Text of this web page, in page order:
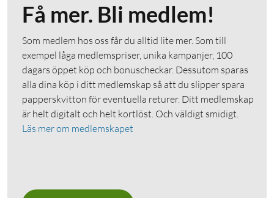
Få mer. Bli medlem!
Som medlem hos oss får du alltid lite mer. Som till
exempel låga medlemspriser, unika kampanjer, 100
dagars öppet köp och bonuscheckar. Dessutom sparas
alla dina köp i ditt medlemskap så att du slipper spara
papperskvitton för eventuella returer. Ditt medlemskap
är helt digitalt och helt kortlöst. Och väldigt smidigt.
Läs mer om medlemskapet